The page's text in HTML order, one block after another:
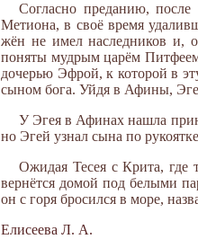
Согласно преданию,
Метиона, в своё время
жён не имел наследников и,
поняты мудрым царём
дочерью Эфрой, к которой в
сыном бога. Уйдя в Афины,
У Эгея в Афинах нашла
но Эгей узнал сына по
Ожидая Тесея с Крита, где
вернётся домой под белыми
он с горя бросился в море,
Елисеева Л. А.